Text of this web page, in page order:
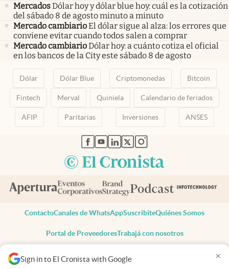
Sign in to El Cronista with Google ×
MercadosDólar hoy y dólar blue hoy: cuál es la cotización
del sábado 8 de agosto minuto a minuto
Mercado cambiarioEl dólar sigue al alza: los errores que
conviene evitar cuando todos salen a comprar
Mercado cambiarioDólar hoy: a cuánto cotiza el oficial
en los bancos de la City este sábado 8 de agosto
Dólar Dólar Blue Criptomonedas Bitcoin
Fintech Merval Quiniela Calendario de feriados
AFIP Paritarias Inversiones ANSES
abre en nueva pestaña
abre en nueva pestaña
abre en nueva pestaña
abre en nueva pestaña
abre en nueva pestaña
ContactoCanales de WhatsAppSuscribiteQuiénes Somos
Portal de ProveedoresTrabajá con nosotros
Todos los derechos reservados